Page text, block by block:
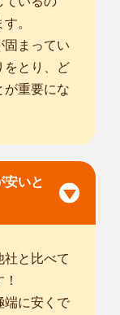
。
固まってい
をとり、ど
が重要にな
いと
社と比べて
端に安くで